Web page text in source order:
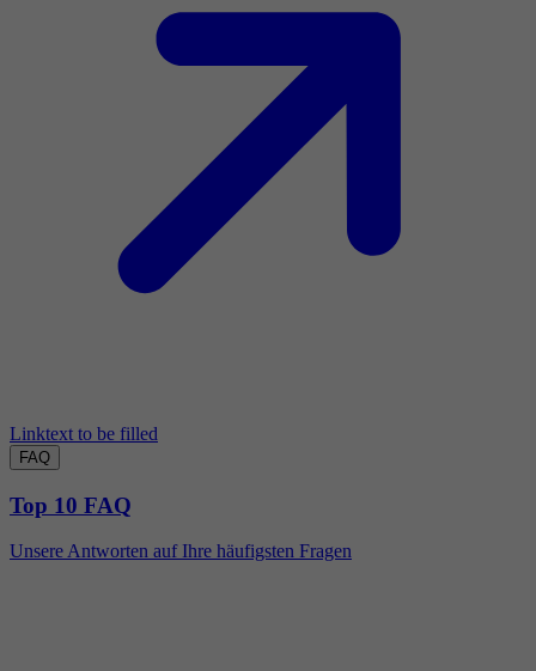
Linktext to be filled
FAQ
Top 10 FAQ
Unsere Antworten auf Ihre häufigsten Fragen